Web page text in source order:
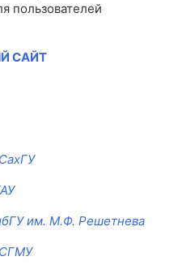
пользователей
САЙТ
им. М.Ф. Решетнева
СГМУ